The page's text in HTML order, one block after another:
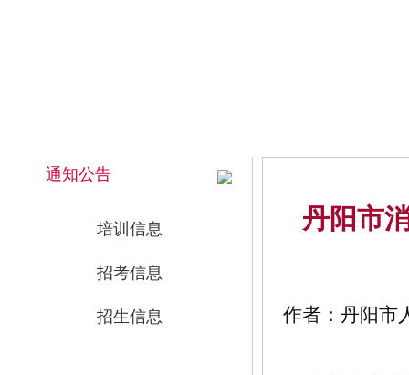
通知公告
培训信息
招考信息
招生信息
丹阳市
作者：丹阳市